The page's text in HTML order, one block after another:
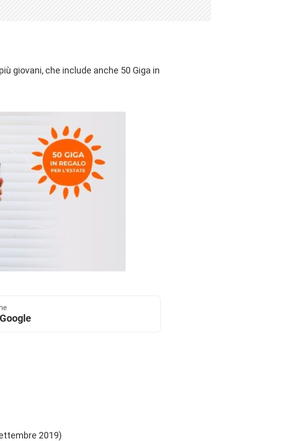
giovani, che include anche 50 Giga in
2019)